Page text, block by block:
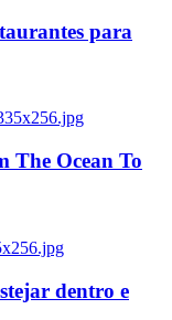
para
The Ocean To
dentro e